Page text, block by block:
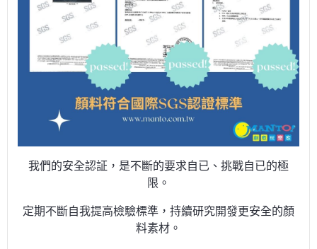
我們的安全認証，是不斷的要求自已、挑戰自已的極
限。
定期不斷自我提高檢驗標準，持續研究開發更安全的顏
料素材。